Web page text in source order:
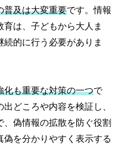
普及は大変重要です。情報
は、子どもから大人ま
的に行う必要がありま
化も重要な対策の一つで
どころや内容を検証し、
偽情報の拡散を防ぐ役割
偽を分かりやすく表示する